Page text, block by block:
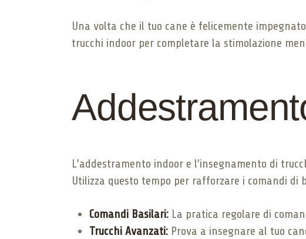
Una volta che il tuo cane è felicemente
trucchi indoor per completare la stimolazione
L’addestramento indoor e l’insegnamento di
Utilizza questo tempo per rafforzare i comandi di
Comandi Basilari: La pratica regolare di
Trucchi Avanzati: Prova a insegnare al tuo